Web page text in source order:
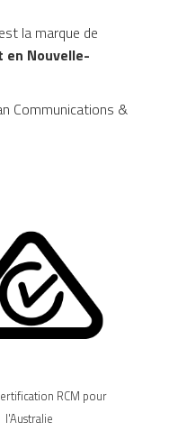
la marque de
Nouvelle-
Communications &
RCM pour
l'Australie